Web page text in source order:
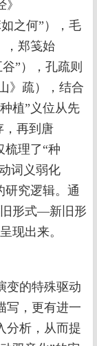
之何”），毛
，郑笺始
”），孔疏则
》疏），结合
植”义位从先
，再到唐
梳理了“种
词义弱化
研究逻辑。通
形式—新旧形
现出来。
变的特殊驱动
写，更有进一
分析，从而提